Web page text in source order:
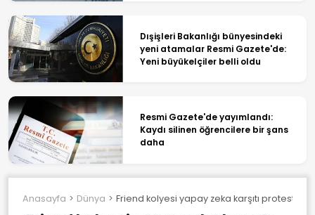
Dışişleri Bakanlığı bünyesindeki
yeni atamalar Resmi Gazete'de:
Yeni büyükelçiler belli oldu
Resmi Gazete'de yayımlandı:
Kaydı silinen öğrencilere bir şans
daha
Anasayfa Dünya Friend kolyesi yapay zeka karşıtı